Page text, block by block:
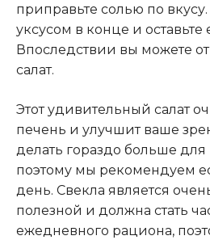
приправьте солью по
уксусом в конце и оставьте
Впоследствии вы можете
салат.
Этот удивительный салат
печень и улучшит ваше
делать гораздо больше
поэтому мы рекомендуем
день. Свекла является
полезной и должна стать
ежедневного рациона,